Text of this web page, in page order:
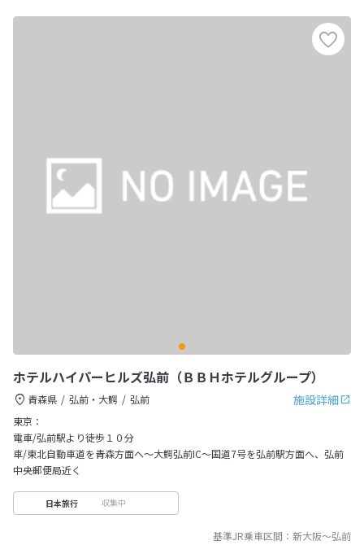
ホテルハイパーヒルズ弘前（ＢＢＨホテルグループ）
施設詳細
青森県 弘前・大鰐
弘前
東京：
電車/弘前駅より徒歩１０分
車/東北自動車道を青森方面へ～大鰐弘前IC～国道7号を弘前駅方面へ、弘前
中央郵便局近く
日本旅行 収集中
基準JR乗車区間： 新大阪～弘前